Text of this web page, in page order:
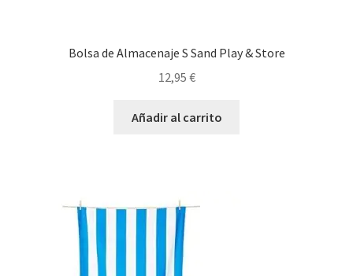
Bolsa de Almacenaje S Sand Play & Store
12,95 €
Añadir al carrito